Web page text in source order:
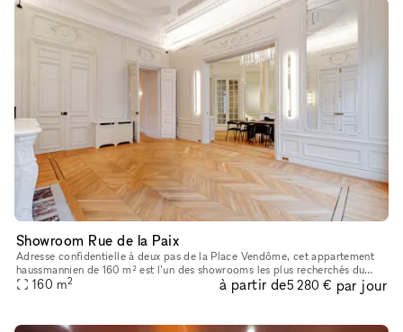
Showroom Rue de la Paix
Adresse confidentielle à deux pas de la Place Vendôme, cet appartement
haussmannien de 160 m² est l’un des showrooms les plus recherchés du
centre de Paris. La lumière naturelle, les volumes élégants
160 m2 à partir de5 280 € par jour